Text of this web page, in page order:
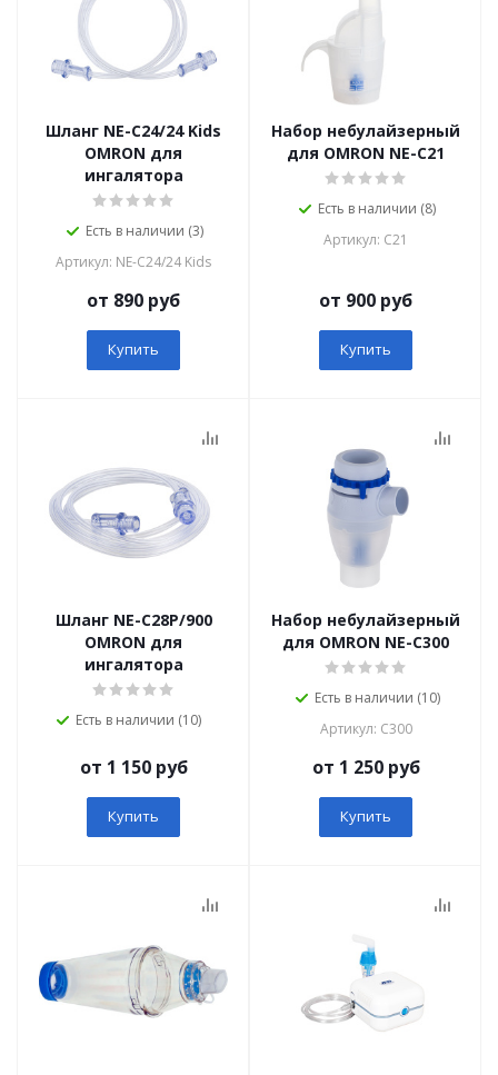
Шланг NE-C24/24 Kids
OMRON для
ингалятора
Есть в наличии (3)
Артикул: NE-C24/24 Kids
от 890 руб
Купить
Набор небулайзерный
для OMRON NE-C21
Есть в наличии (8)
Артикул: C21
от 900 руб
Купить
Шланг NE-C28P/900
OMRON для
ингалятора
Есть в наличии (10)
от 1 150 руб
Купить
Набор небулайзерный
для OMRON NE-C300
Есть в наличии (10)
Артикул: C300
от 1 250 руб
Купить